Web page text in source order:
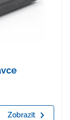
Zobrazit